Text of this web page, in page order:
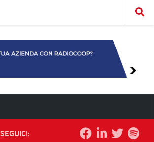
SEGUICI: